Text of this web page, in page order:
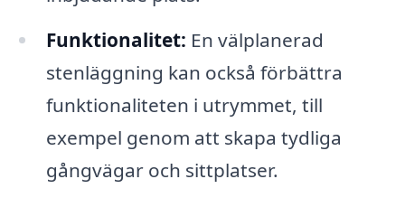
Funktionalitet: En välplanerad
stenläggning kan också förbättra
funktionaliteten i utrymmet, till
exempel genom att skapa tydliga
gångvägar och sittplatser.